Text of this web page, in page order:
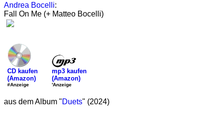
Andrea Bocelli:
Fall On Me (+ Matteo Bocelli)
CD kaufen
(Amazon)
#Anzeige
mp3 kaufen
(Amazon)
'Anzeige
aus dem Album "Duets" (2024)